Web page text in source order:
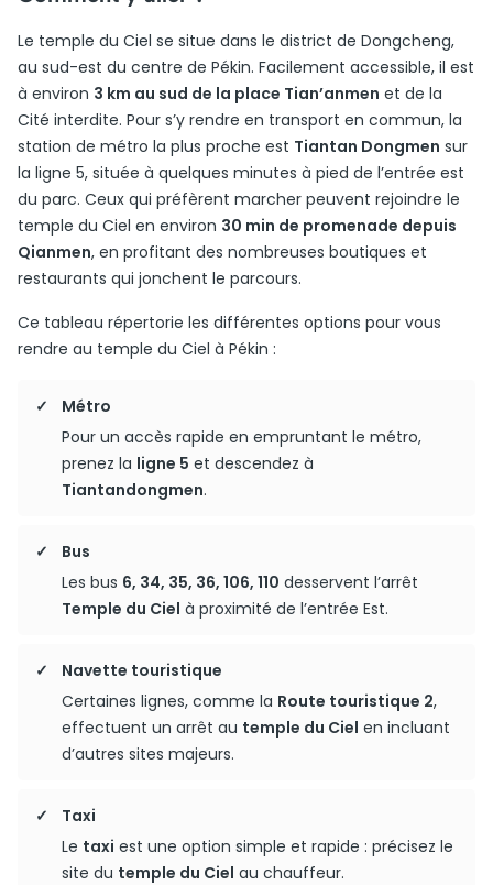
Le temple du Ciel se situe dans le district de Dongcheng,
au sud-est du centre de Pékin. Facilement accessible, il est
à environ 3 km au sud de la place Tian’anmen et de la
Cité interdite. Pour s’y rendre en transport en commun, la
station de métro la plus proche est Tiantan Dongmen sur
la ligne 5, située à quelques minutes à pied de l’entrée est
du parc. Ceux qui préfèrent marcher peuvent rejoindre le
temple du Ciel en environ 30 min de promenade depuis
Qianmen, en profitant des nombreuses boutiques et
restaurants qui jonchent le parcours.
Ce tableau répertorie les différentes options pour vous
rendre au temple du Ciel à Pékin :
Métro
Pour un accès rapide en empruntant le métro,
prenez la ligne 5 et descendez à
Tiantandongmen.
Bus
Les bus 6, 34, 35, 36, 106, 110 desservent l’arrêt
Temple du Ciel à proximité de l’entrée Est.
Navette touristique
Certaines lignes, comme la Route touristique 2,
effectuent un arrêt au temple du Ciel en incluant
d’autres sites majeurs.
Taxi
Le taxi est une option simple et rapide : précisez le
site du temple du Ciel au chauffeur.